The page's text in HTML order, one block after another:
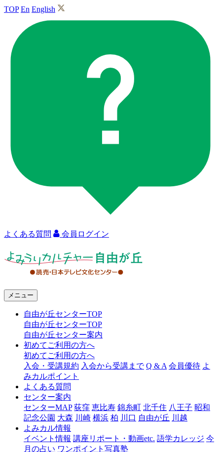
TOP En English
よくある質問 会員ログイン
ャ
由
丘
メニュー
自由が丘センターTOP
自由が丘センターTOP
自由が丘センター案内
初めてご利用の方へ
初めてご利用の方へ
入会・受講規約 入会から受講まで Q & A 会員優待 よ
みカルポイント
よくある質問
センター案内
センターMAP 荻窪 恵比寿 錦糸町 北千住 八王子 昭和
記念公園 大森 川崎 横浜 柏 川口 自由が丘 川越
よみカル情報
イベント情報 講座リポート・動画etc. 語学カレッジ 今
月の占い ワンポイント写真塾